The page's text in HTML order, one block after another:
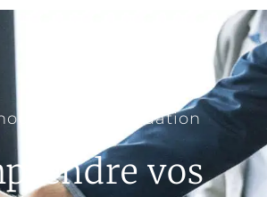
de votre situation
vos